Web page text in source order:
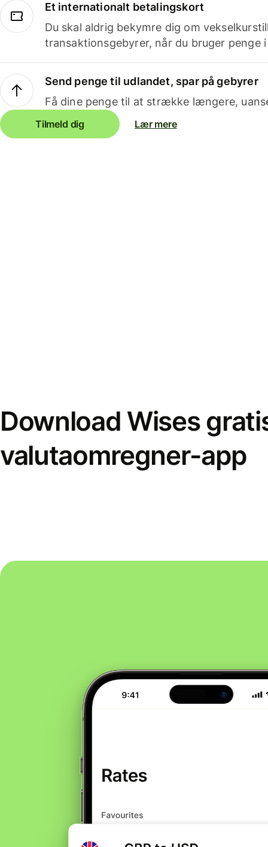
Et internationalt betalingskort
Du skal aldrig bekymre dig om
transaktionsgebyrer, når du bruger penge
Send penge til udlandet, spar på gebyrer
Få dine penge til at strække længere,
Tilmeld dig Lær mere
Download Wises
valutaomregner-app